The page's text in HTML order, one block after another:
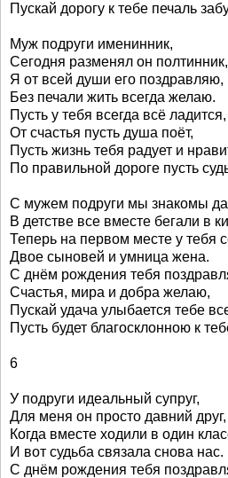
Пускай дорогу к тебе печаль
Муж подруги именинник,
Сегодня разменял он полтинник,
Я от всей души его поздравляю,
Без печали жить всегда желаю.
Пусть у тебя всегда всё ладится,
От счастья пусть душа поёт,
Пусть жизнь тебя радует и
По правильной дороге пусть
С мужем подруги мы знакомы
В детстве все вместе бегали в
Теперь на первом месте у тебя
Двое сыновей и умница жена.
С днём рождения тебя
Счастья, мира и добра желаю,
Пускай удача улыбается тебе
Пусть будет благосклонною к
6
У подруги идеальный супруг,
Для меня он просто давний друг,
Когда вместе ходили в один
И вот судьба связала снова нас.
С днём рождения тебя